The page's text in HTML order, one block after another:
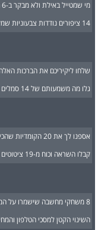
מי שמטייל באילת ולא מבקר ב-6 המקומות הנהדרים האלה - מפספס!
14 ציפורים נודדות צבעוניות שמקשטות את שמי הארץ בימי האביב
שלחו ליקיריכם את הברכות
גלו מה משמעותם של 14 סמלים ודימויים שמופיעים בחלומות שלכם
אספנו לך את 20 הקומדיות שהכי כדאי לראות עכשיו בנטפליקס!
קבלו השראה וכוח מ-19 ציטוטים נהדרים משירים ישראלים אהובים
8 משחקי מחשבה שישמרו על המוח שלכם חד ויתנו לכם רגע של שקט
השינוי הקטן למסכי הטלפון